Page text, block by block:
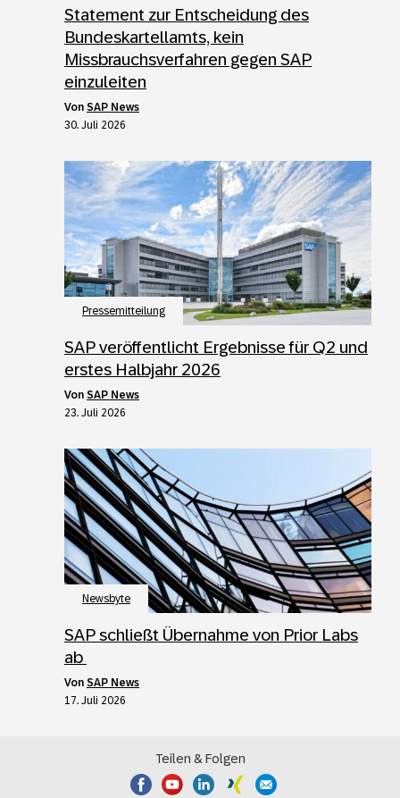
Statement zur Entscheidung des
Bundeskartellamts, kein
Missbrauchsverfahren gegen SAP
einzuleiten
von SAP News
30. Juli 2026
Pressemitteilung
SAP veröffentlicht Ergebnisse für Q2 und
erstes Halbjahr 2026
von SAP News
23. Juli 2026
Newsbyte
SAP schließt Übernahme von Prior Labs
ab
von SAP News
17. Juli 2026
Teilen & Folgen